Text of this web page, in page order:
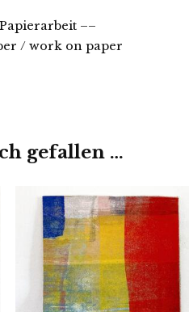
––
/ work on paper
gefallen …